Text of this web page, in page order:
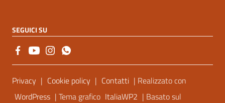
SEGUICI SU
Sezione Link Utili
Privacy | Cookie policy | Contatti | Realizzato con
WordPress | Tema grafico ItaliaWP2 | Basato sul